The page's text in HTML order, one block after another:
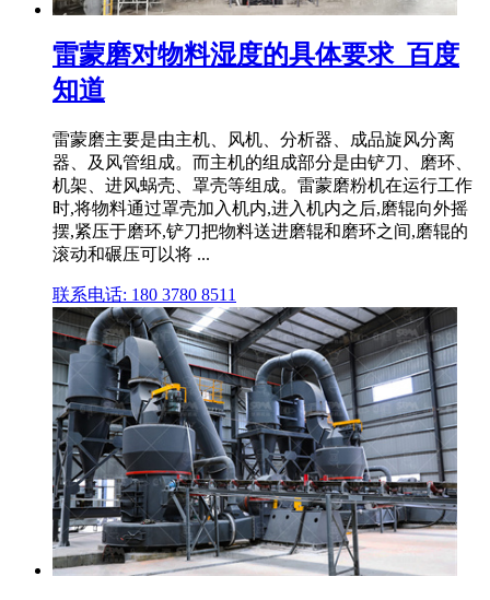
雷蒙磨对物料湿度的具体要求_百度
知道
雷蒙磨主要是由主机、风机、分析器、成品旋风分离
器、及风管组成。而主机的组成部分是由铲刀、磨环、
机架、进风蜗壳、罩壳等组成。雷蒙磨粉机在运行工作
时,将物料通过罩壳加入机内,进入机内之后,磨辊向外摇
摆,紧压于磨环,铲刀把物料送进磨辊和磨环之间,磨辊的
滚动和碾压可以将 ...
联系电话: 180 3780 8511